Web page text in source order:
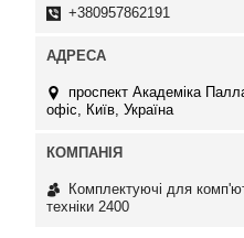
+380957862191
проспект Академіка
офіс, Київ, Україна
Комплектуючі для
техніки 2400